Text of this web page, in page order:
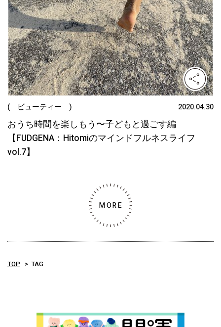
( ビューティー ) 2020.04.30
おうち時間を楽しもう〜子どもと過ごす編
【FUDGENA：Hitomiのマインドフルネスライフ
vol.7】
MORE
TOP TAG